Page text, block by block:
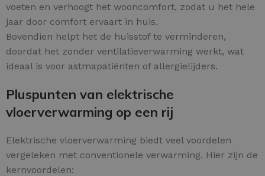
voeten en verhoogt het wooncomfort, zodat u het hele
jaar door comfort ervaart in huis.
Bovendien helpt het de huisstof te verminderen,
doordat het zonder ventilatieverwarming werkt, wat
ideaal is voor astmapatiënten of allergielijders.
Pluspunten van elektrische
vloerverwarming op een rij
Elektrische vloerverwarming biedt veel voordelen
vergeleken met conventionele verwarming. Hier zijn de
kernvoordelen: